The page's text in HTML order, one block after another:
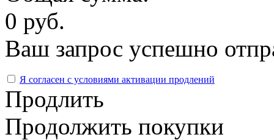
0 руб.
Ваш запрос успешно
Я согласен с условиями активации продлений
Продлить
Продолжить покупки